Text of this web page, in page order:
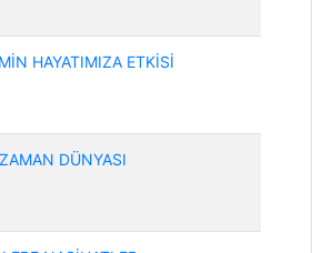
HAYATIMIZA ETKİSİ
DÜNYASI